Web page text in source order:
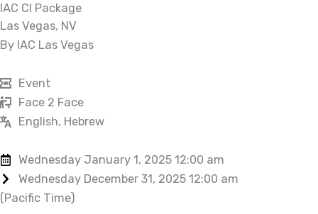
IAC CI Package
Las Vegas, NV
By IAC Las Vegas
Event
Face 2 Face
English, Hebrew
Wednesday January 1, 2025 12:00 am
Wednesday December 31, 2025 12:00 am
(Pacific Time)